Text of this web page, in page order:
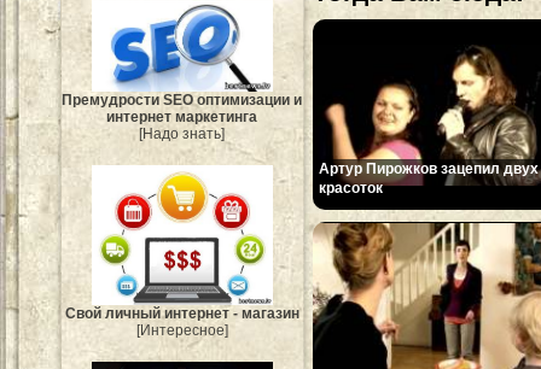
Премудрости SEO оптимизации и
интернет маркетинга
[Надо знать]
Свой личный интернет - магазин
[Интересное]
Артур Пирожков зацепил двух
красоток